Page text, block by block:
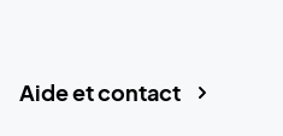
Aide et contact